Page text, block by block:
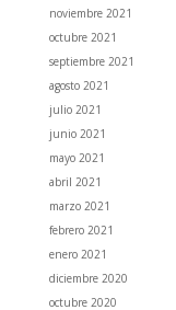
noviembre 2021
octubre 2021
septiembre 2021
agosto 2021
julio 2021
junio 2021
mayo 2021
abril 2021
marzo 2021
febrero 2021
enero 2021
diciembre 2020
octubre 2020